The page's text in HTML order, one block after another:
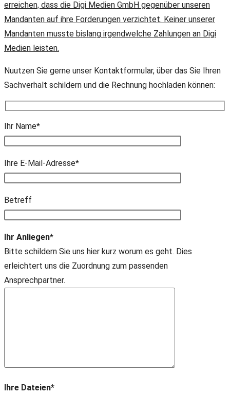
erreichen, dass die Digi Medien GmbH gegenüber unseren
Mandanten auf ihre Forderungen verzichtet. Keiner unserer
Mandanten musste bislang irgendwelche Zahlungen an Digi
Medien leisten.
Nuutzen Sie gerne unser Kontaktformular, über das Sie Ihren
Sachverhalt schildern und die Rechnung hochladen können:
Ihr Name*
Ihre E-Mail-Adresse*
Bitte lasse dieses Feld leer.
Betreff
Ihr Anliegen*
Bitte schildern Sie uns hier kurz worum es geht. Dies
erleichtert uns die Zuordnung zum passenden
Ansprechpartner.
Ihre Dateien*